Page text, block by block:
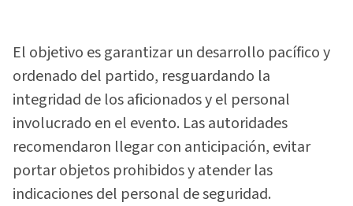
El objetivo es garantizar un desarrollo pacífico y
ordenado del partido, resguardando la
integridad de los aficionados y el personal
involucrado en el evento. Las autoridades
recomendaron llegar con anticipación, evitar
portar objetos prohibidos y atender las
indicaciones del personal de seguridad.